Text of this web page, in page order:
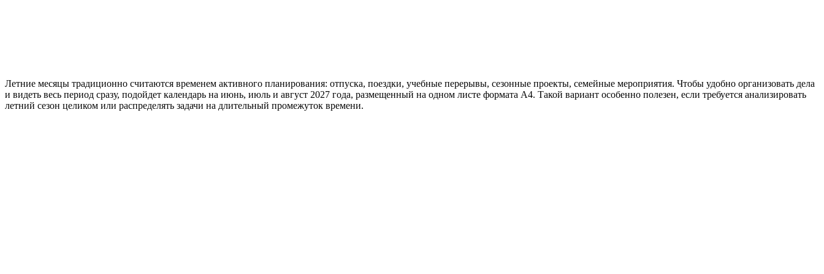
Летние месяцы традиционно считаются временем активного планирования: отпуска, поездки, учебные перерывы, сезонные проекты, семейные мероприятия. Чтобы удобно организовать дела
и видеть весь период сразу, подойдет календарь на июнь, июль и август 2027 года, размещенный на одном листе формата А4. Такой вариант особенно полезен, если требуется анализировать
летний сезон целиком или распределять задачи на длительный промежуток времени.